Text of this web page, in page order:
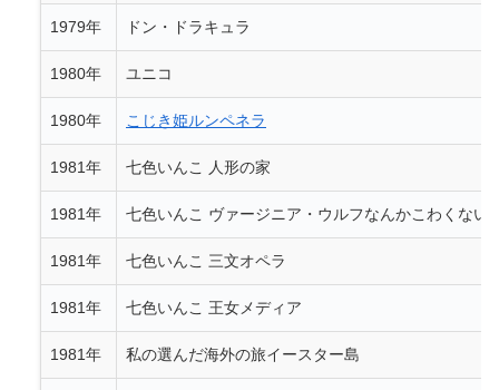
1979年 ドン・ドラキュラ
1980年 ユニコ
1980年 こじき姫ルンペネラ
1981年 七色いんこ 人形の家
1981年 七色いんこ ヴァージニア・ウルフなんかこわくない
1981年 七色いんこ 三文オペラ
1981年 七色いんこ 王女メディア
1981年 私の選んだ海外の旅イースター島